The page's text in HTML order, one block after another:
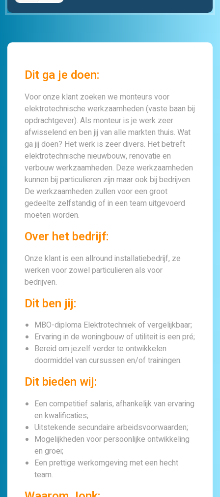
Dit ga je doen:
Voor onze klant zoeken we monteurs voor
elektrotechnische werkzaamheden (vaste baan bij
opdrachtgever). Als monteur is je werk zeer
afwisselend en ben jij van alle markten thuis. Wat
ga jij doen? Het werk is zeer divers. Het betreft
elektrotechnische nieuwbouw, renovatie en
verbouw werkzaamheden. Deze werkzaamheden
kunnen bij particulieren zijn maar ook bij bedrijven.
De werkzaamheden zullen voor een groot
gedeelte zelfstandig of in een team uitgevoerd
moeten worden.
Over het bedrijf:
Onze klant is een allround installatiebedrijf, ze
werken voor zowel particulieren als voor
bedrijven.
Dit ben jij:
MBO-diploma Elektrotechniek of vergelijkbaar;
Ervaring in de woningbouw of utiliteit is een pré;
Bereid om jezelf verder te ontwikkelen
doormiddel van cursussen en/of trainingen.
Dit bieden wij:
Een competitief salaris, afhankelijk van ervaring
en kwalificaties;
Uitstekende secundaire arbeidsvoorwaarden;
Mogelijkheden voor persoonlijke ontwikkeling
en groei;
Een prettige werkomgeving met een hecht
team.